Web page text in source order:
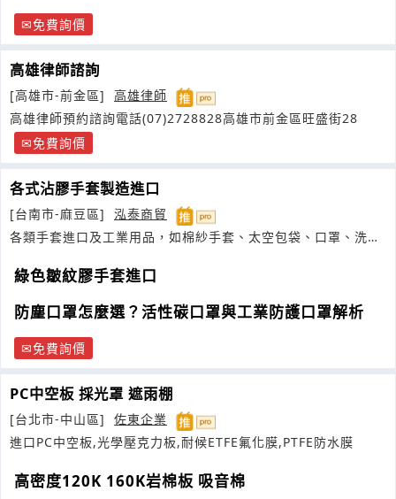
免費詢價
高雄律師諮詢
[高雄市-前金區]
高雄律師
高雄律師預約諮詢電話(07)2728828高雄市前金區旺盛街28
免費詢價
各式沾膠手套製造進口
[台南市-麻豆區]
泓泰商貿
各類手套進口及工業用品，如棉紗手套、太空包袋、口罩、洗手
綠色皺紋膠手套進口
防塵口罩怎麼選？活性碳口罩與工業防護口罩解析
免費詢價
PC中空板 採光罩 遮雨棚
[台北市-中山區]
佐東企業
進口PC中空板,光學壓克力板,耐候ETFE氟化膜,PTFE防水膜
高密度120K 160K岩棉板 吸音棉